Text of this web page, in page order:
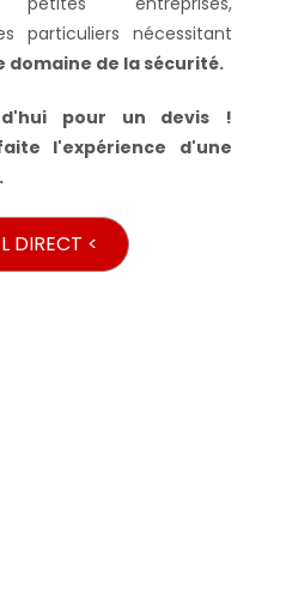
particuliers nécessitant
domaine de la sécurité.
pour un devis !
l'expérience d'une
DIRECT <